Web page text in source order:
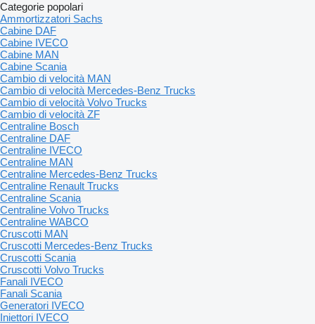
Categorie popolari
Ammortizzatori Sachs
Cabine DAF
Cabine IVECO
Cabine MAN
Cabine Scania
Cambio di velocità MAN
Cambio di velocità Mercedes-Benz Trucks
Cambio di velocità Volvo Trucks
Cambio di velocità ZF
Centraline Bosch
Centraline DAF
Centraline IVECO
Centraline MAN
Centraline Mercedes-Benz Trucks
Centraline Renault Trucks
Centraline Scania
Centraline Volvo Trucks
Centraline WABCO
Cruscotti MAN
Cruscotti Mercedes-Benz Trucks
Cruscotti Scania
Cruscotti Volvo Trucks
Fanali IVECO
Fanali Scania
Generatori IVECO
Iniettori IVECO